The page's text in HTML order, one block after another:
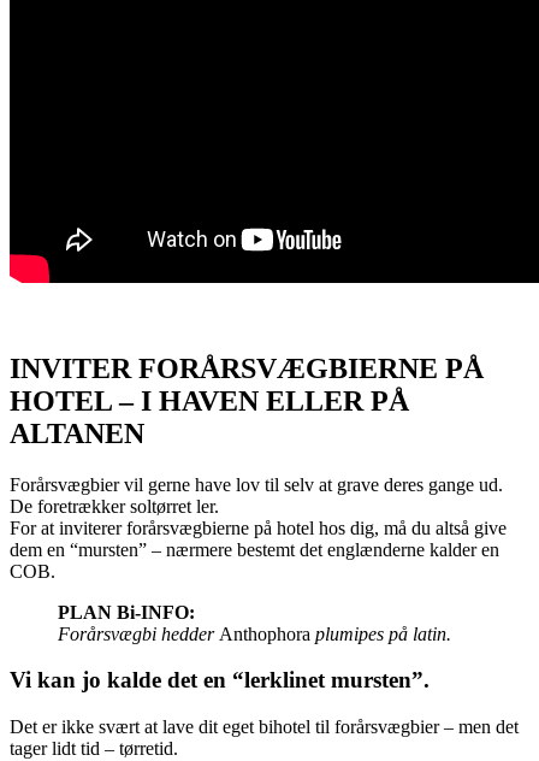
INVITER FORÅRSVÆGBIERNE PÅ
HOTEL – I HAVEN ELLER PÅ
ALTANEN
Forårsvægbier vil gerne have lov til selv at grave deres gange ud.
De foretrækker soltørret ler.
For at inviterer forårsvægbierne på hotel hos dig, må du altså give
dem en “mursten” – nærmere bestemt det englænderne kalder en
COB.
PLAN Bi-INFO:
Forårsvægbi hedder Anthophora plumipes på latin.
Vi kan jo kalde det en “lerklinet mursten”.
Det er ikke svært at lave dit eget bihotel til forårsvægbier – men det
tager lidt tid – tørretid.